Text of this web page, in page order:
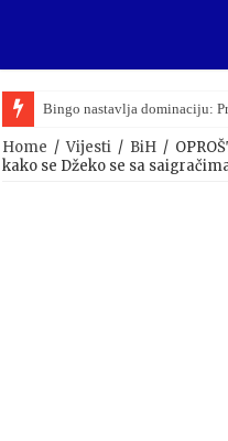
Bingo nastavlja dominaciju:
Home / Vijesti / BiH /
kako se Džeko se sa